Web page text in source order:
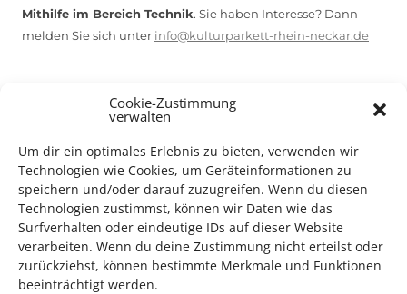
Cookie-Zustimmung
verwalten
Um dir ein optimales Erlebnis zu bieten, verwenden wir
Technologien wie Cookies, um Geräteinformationen zu
speichern und/oder darauf zuzugreifen. Wenn du diesen
Technologien zustimmst, können wir Daten wie das
Surfverhalten oder eindeutige IDs auf dieser Website
verarbeiten. Wenn du deine Zustimmung nicht erteilst oder
zurückziehst, können bestimmte Merkmale und Funktionen
beeinträchtigt werden.
Mithilfe im Bereich Technik. Sie haben Interesse? Dann
melden Sie sich unter info@kulturparkett-rhein-neckar.de
*KULTURTIPP SOMMERPAUSE: FESTIVAL DES DEUTSCHEN FILMS*